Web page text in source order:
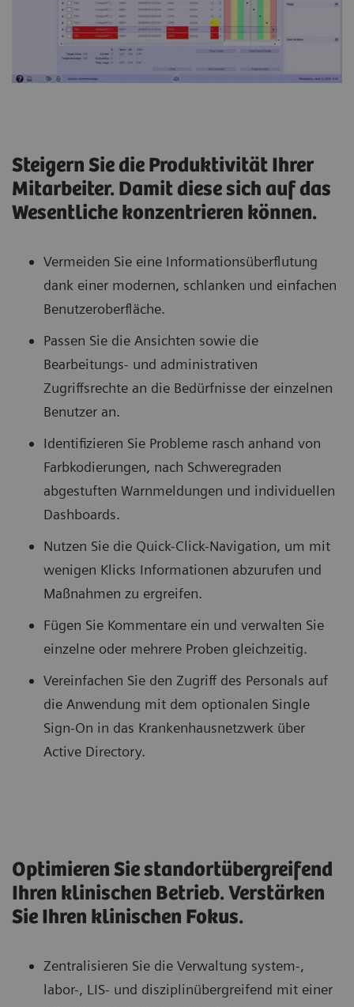
Steigern Sie die Produktivität Ihrer
Mitarbeiter. Damit diese sich auf das
Wesentliche konzentrieren können.
Vermeiden Sie eine Informationsüberflutung
dank einer modernen, schlanken und einfachen
Benutzeroberfläche.
Passen Sie die Ansichten sowie die
Bearbeitungs- und administrativen
Zugriffsrechte an die Bedürfnisse der einzelnen
Benutzer an.
Identifizieren Sie Probleme rasch anhand von
Farbkodierungen, nach Schweregraden
abgestuften Warnmeldungen und individuellen
Dashboards.
Nutzen Sie die Quick-Click-Navigation, um mit
wenigen Klicks Informationen abzurufen und
Maßnahmen zu ergreifen.
Fügen Sie Kommentare ein und verwalten Sie
einzelne oder mehrere Proben gleichzeitig.
Vereinfachen Sie den Zugriff des Personals auf
die Anwendung mit dem optionalen Single
Sign-On in das Krankenhausnetzwerk über
Active Directory.
Optimieren Sie standortübergreifend
Ihren klinischen Betrieb. Verstärken
Sie Ihren klinischen Fokus.
Zentralisieren Sie die Verwaltung system-,
labor-, LIS- und disziplinübergreifend mit einer